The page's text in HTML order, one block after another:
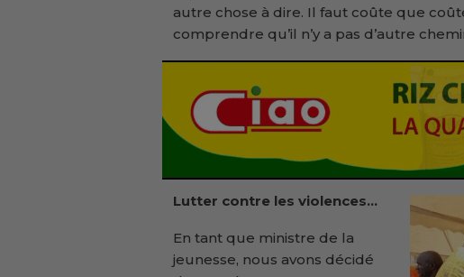
autre chose à dire. Il faut coûte que
comprendre qu’il n’y a pas d’autre
Lutter contre les violences…
En tant que ministre de la
jeunesse, nous avons décidé